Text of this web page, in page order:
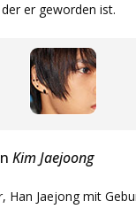
er geworden ist.
Kim Jaejoong
Han Jaejong mit